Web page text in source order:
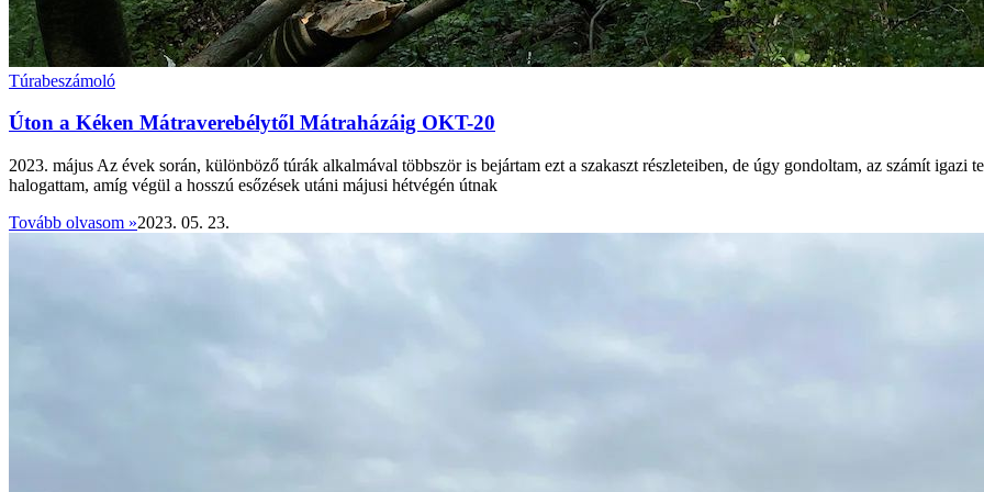
Túrabeszámoló
Úton a Kéken Mátraverebélytől Mátraházáig OKT-20
2023. május Az évek során, különböző túrák alkalmával többször is bejártam ezt a szakaszt részleteiben, de úgy gondoltam, az számít igazi
halogattam, amíg végül a hosszú esőzések utáni májusi hétvégén útnak
Tovább olvasom »2023. 05. 23.